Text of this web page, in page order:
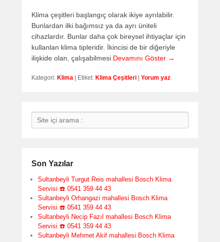
Klima çeşitleri başlangıç olarak ikiye ayrılabilir.
Bunlardan ilki bağımsız ya da ayrı üniteli
cihazlardır. Bunlar daha çok bireysel ihtiyaçlar için
kullanlan klima tipleridir. İkincisi de bir diğeriyle
ilişkide olan, çalışabilmesi Devamını Göster →
Kategori: Klima Etiket: Klima Çeşitleri Yorum yaz
Search
Son Yazılar
Sultanbeyli Turgut Reis mahallesi Bosch Klima
Servisi ☎️ 0541 359 44 43
Sultanbeyli Orhangazi mahallesi Bosch Klima
Servisi ☎️ 0541 359 44 43
Sultanbeyli Necip Fazıl mahallesi Bosch Klima
Servisi ☎️ 0541 359 44 43
Sultanbeyli Mehmet Akif mahallesi Bosch Klima